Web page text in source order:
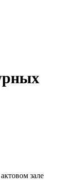
зале